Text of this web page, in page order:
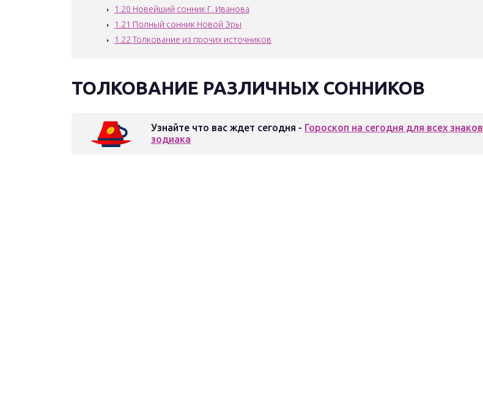
1.20 Новейший сонник Г. Иванова
1.21 Полный сонник Новой Эры
1.22 Толкование из прочих источников
ТОЛКОВАНИЕ РАЗЛИЧНЫХ СОННИКОВ
Узнайте что вас ждет сегодня - Гороскоп на сегодня для всех знаков
зодиака